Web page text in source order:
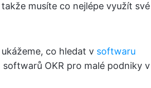
musíte co nejlépe využít své
co hledat v softwaru
OKR pro malé podniky v